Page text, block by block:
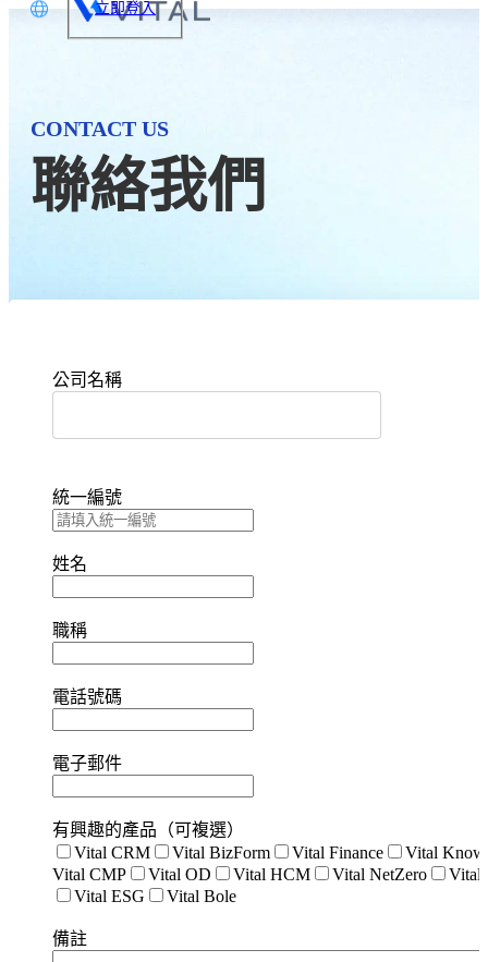
中文
立即登入
CONTACT US
聯絡我們
公司名稱
統一編號
姓名
職稱
電話號碼
電子郵件
有興趣的產品（可複選）
Vital CRM
Vital BizForm Vital Finance
Vital
Vital CMP
Vital OD Vital HCM Vital NetZero
Vital
Vital ESG
Vital Bole
備註